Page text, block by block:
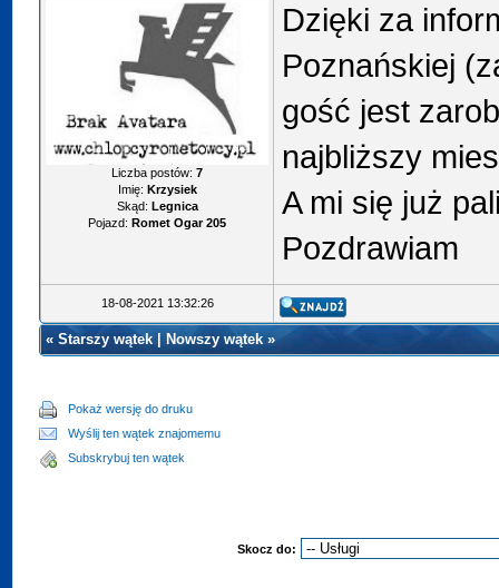
Liczba postów:7
Imię: Krzysiek
Skąd: Legnica
Pojazd: Romet Ogar 205
Dzięki za
Poznańskiej
gość jest
najbliższy
A mi się już
Pozdrawiam
18-08-2021 13:32:26
«Starszy wątek Nowszy wątek»
Pokaż wersję do druku
Wyślij ten wątek znajomemu
Subskrybuj ten wątek
Skocz do: